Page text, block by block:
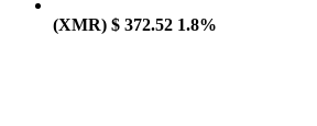
(XMR) $ 372.52 1.8%